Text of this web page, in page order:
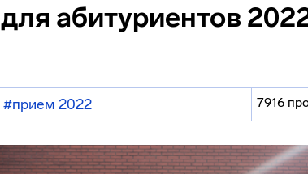
абитуриентов
#прием 2022 7916